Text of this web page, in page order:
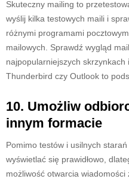
Skuteczny mailing to
wyślij kilka testowych maili i
różnymi programami
mailowych. Sprawdź wygląd
najpopularniejszych skrzynkach
Thunderbird czy Outlook to
10. Umożliw
innym formacie
Pomimo testów i usilnych
wyświetlać się prawidłowo,
możliwość otwarcia